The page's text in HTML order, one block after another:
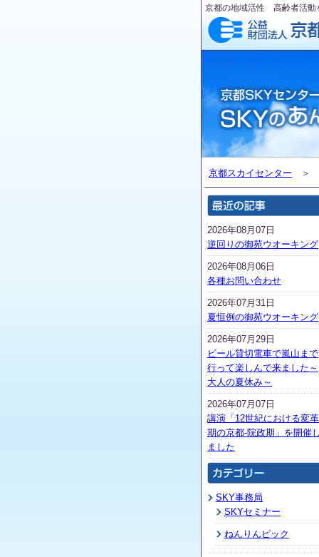
京都の地域活性 高齢者活動
京都スカイセンター ＞
2026年08月07日
逆回りの御苑ウオーキング
2026年08月06日
各種お問い合わせ
2026年07月31日
夏恒例の御苑ウオーキング
2026年07月29日
ビール貸切電車で嵐山まで
行って楽しんで来ました～
大人の夏休み～
2026年07月07日
講演「12世紀における変革
期の京都-院政期」を開催し
ました
SKY事務局
SKYセミナー
ねんりんピック